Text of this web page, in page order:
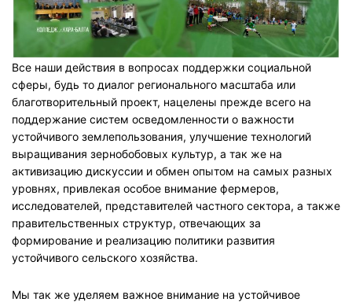
Все наши действия в вопросах поддержки социальной
сферы, будь то диалог регионального масштаба или
благотворительный проект, нацелены прежде всего на
поддержание систем осведомленности о важности
устойчивого землепользования, улучшение технологий
выращивания зернобобовых культур, а так же на
активизацию дискуссии и обмен опытом на самых разных
уровнях, привлекая особое внимание фермеров,
исследователей, представителей частного сектора, а также
правительственных структур, отвечающих за
формирование и реализацию политики развития
устойчивого сельского хозяйства.
Мы так же уделяем важное внимание на устойчивое